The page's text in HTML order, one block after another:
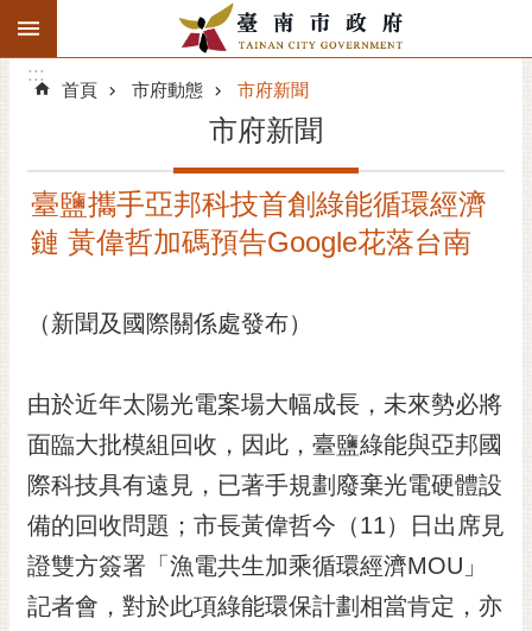
跳到主要內容區塊
搜
階
精彩府城
市府團隊
市政資訊
市民互動
黃
偉
哲
:::
:::
首頁 市府動態 市府新聞
市府新聞
臺鹽攜手亞邦科技首創綠能循環經濟
鏈 黃偉哲加碼預告Google花落台南
（新聞及國際關係處發布）
由於近年太陽光電案場大幅成長，未來勢必將
面臨大批模組回收，因此，臺鹽綠能與亞邦國
際科技具有遠見，已著手規劃廢棄光電硬體設
備的回收問題；市長黃偉哲今（11）日出席見
證雙方簽署「漁電共生加乘循環經濟MOU」
記者會，對於此項綠能環保計劃相當肯定，亦